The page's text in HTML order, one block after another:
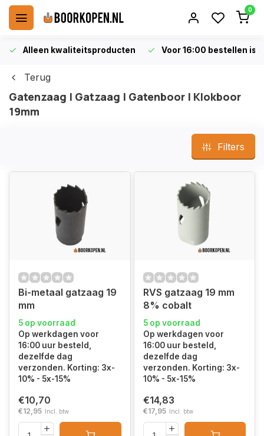
0
Alleen kwaliteitsproducten Voor 16:00 bestellen is
Terug
Gatenzaag | Gatzaag | Gatenboor | Klokboor
19mm
Filters
Bi-metaal gatzaag 19
mm
5 op voorraad
Op werkdagen voor
16:00 uur besteld,
dezelfde dag
verzonden. Korting: 3x-
10% - 5x-15%
€10,70
€12,95 Incl. btw
RVS gatzaag 19 mm
8% cobalt
5 op voorraad
Op werkdagen voor
16:00 uur besteld,
dezelfde dag
verzonden. Korting: 3x-
10% - 5x-15%
€14,83
€17,95 Incl. btw